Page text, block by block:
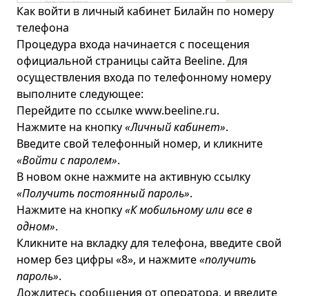
Как войти в личный кабинет Билайн по номеру
телефона
Процедура входа начинается с посещения
официальной страницы сайта Beeline. Для
осуществления входа по телефонному номеру
выполните следующее:
Перейдите по ссылкеwww.beeline.ru.
Нажмите на кнопку«Личный кабинет».
Введите свой телефонный номер, и кликните
«Войти с паролем».
В новом окне нажмите на активную ссылку
«Получить постоянный пароль».
Нажмите на кнопку«К мобильному или все в
одном».
Кликните на вкладку для телефона, введите свой
номер без цифры «8», и нажмите«получить
пароль».
Дождитесь сообщения от оператора, и введите